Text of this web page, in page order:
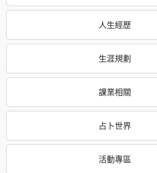
人生經歷
生涯規劃
課業相關
占卜世界
活動專區